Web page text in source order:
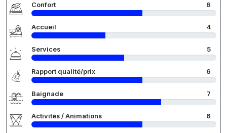
Confort 6
Accueil 4
Services 5
Rapport qualité/prix 6
Baignade 7
Activités / Animations 6